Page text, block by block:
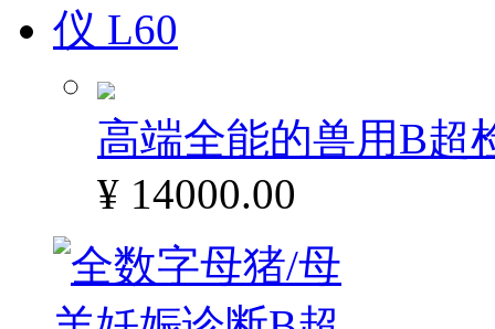
高端全能的兽用B超
¥ 14000.00